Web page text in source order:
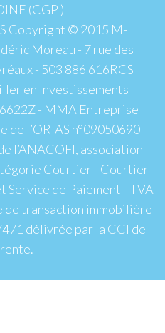
(CGP )
Copyright © 2015 M-
Moreau - 7 rue des
- 503 886 616RCS
en Investissements
- MMA Entreprise
de l’ORIAS n°09050690
l’ANACOFI, association
Courtier - Courtier
Service de Paiement - TVA
de transaction immobilière
délivrée par la CCI de